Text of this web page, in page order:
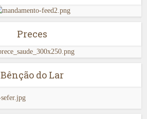
Preces
Bênção do Lar